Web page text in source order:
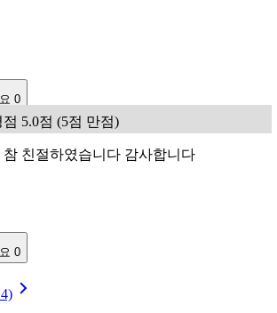
0
점 5.0점 (5점 만점)
친절하였습니다 감사합니다
0